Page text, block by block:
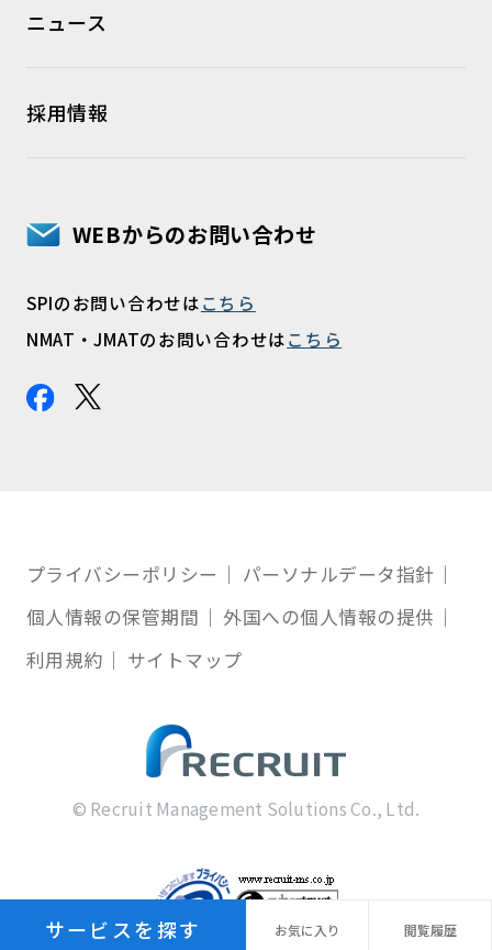
サービスを探す お気に 入り 閲覧履歴
ニュース
採用情報
WEBからのお問い合わせ
SPIのお問い合わせはこちら
NMAT・JMATのお問い合わせはこちら
プライバシーポリシー
パーソナルデータ指針
個人情報の保管期間
外国への個人情報の提供
利用規約
サイトマップ
© Recruit Management Solutions Co., Ltd.